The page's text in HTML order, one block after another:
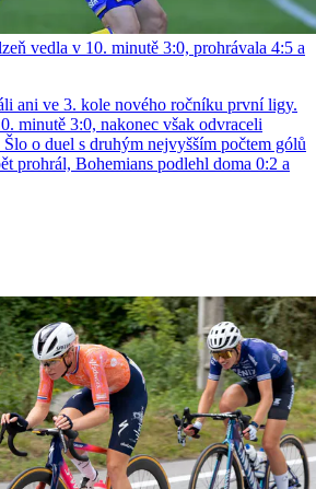
vedla v 10. minutě 3:0, prohrávala 4:5 a
ani ve 3. kole nového ročníku první ligy.
minutě 3:0, nakonec však odvraceli
o duel s druhým nejvyšším počtem gólů
prohrál, Bohemians podlehl doma 0:2 a